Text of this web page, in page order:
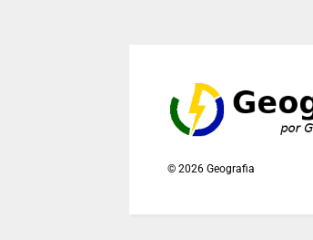
©2026 Geografia